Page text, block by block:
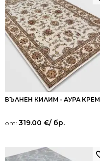
ВЪЛНЕН КИЛИМ - АУРА КРЕМ
от: 319.00 €/ бр.